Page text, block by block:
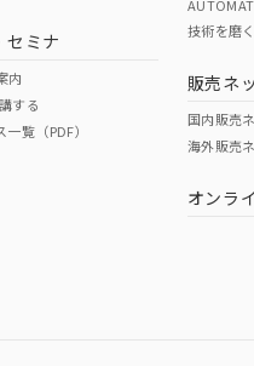
O
セミナ
内
する
覧（PDF）
技術を磨
販売ネ
国内販売
海外販売
オンラ